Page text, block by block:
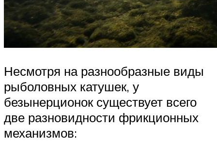
Несмотря на разнообразные виды
рыболовных катушек, у
безынерционок существует всего
две разновидности фрикционных
механизмов: